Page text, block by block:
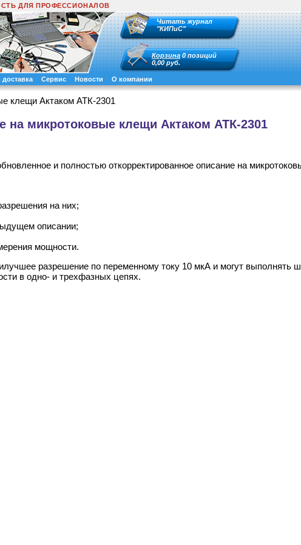
ДЛЯ ПРОФЕССИОНАЛОВ
Читать журнал
"КИПиС"
Корзина 0 позиций
0,00 руб.
Сервис Новости О компании
клещи Актаком АТК-2301
на микротоковые клещи Актаком АТК-2301
и полностью откорректированное описание на
на них;
описании;
мощности.
разрешение по переменному току 10 мкА и могут выполнять
в одно- и трехфазных цепях.